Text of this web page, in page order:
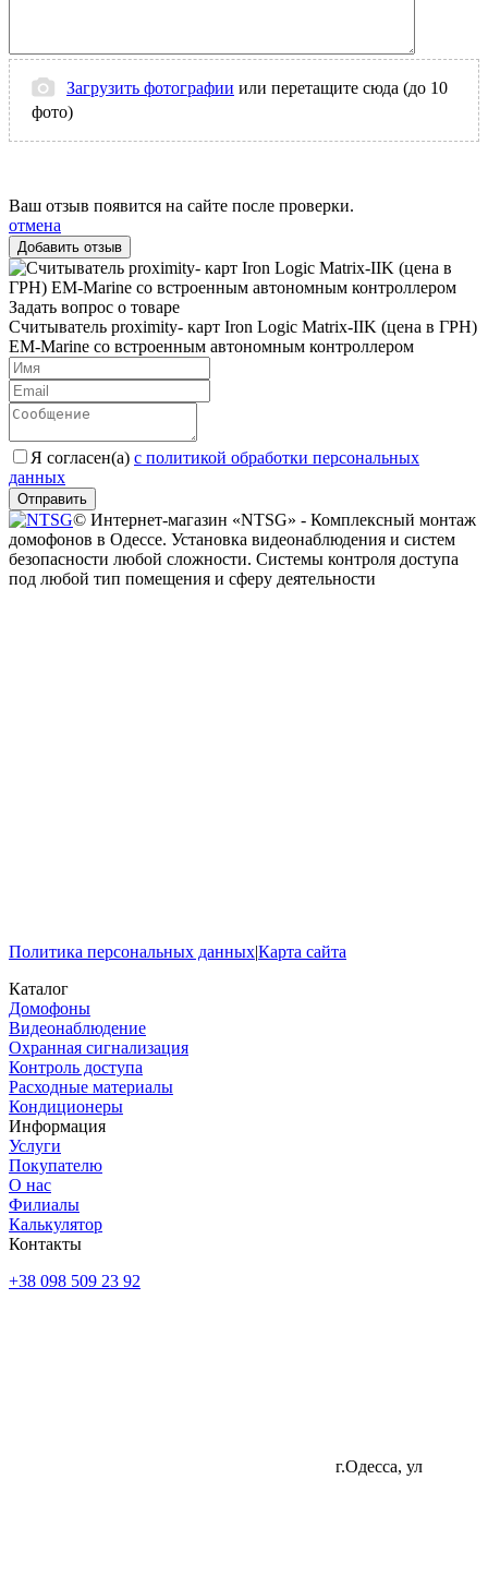
Загрузить фотографии или перетащите сюда (до 10
фото)
Ваш отзыв появится на сайте после проверки.
отмена
Задать вопрос о товаре
Считыватель proximity- карт Iron Logic Matrix-IIK (цена в ГРН)
EM-Marine со встроенным автономным контроллером
Я согласен(a) с политикой обработки персональных
данных
Отправить
© Интернет-магазин «NTSG» - Комплексный монтаж
домофонов в Одессе. Установка видеонаблюдения и систем
безопасности любой сложности. Системы контроля доступа
под любой тип помещения и сферу деятельности
Политика персональных данных|Карта сайта
Каталог
Домофоны
Видеонаблюдение
Охранная сигнализация
Контроль доступа
Расходные материалы
Кондиционеры
Информация
Услуги
Покупателю
О нас
Филиалы
Калькулятор
Контакты
+38 098 509 23 92
г.Одесса, ул